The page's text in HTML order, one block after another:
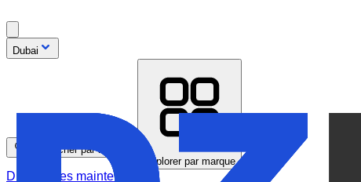
Dubai
Rechercher par modèle
Explorer par marque
Disponibles maintenant